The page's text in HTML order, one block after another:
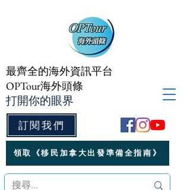
訂閱我們
最齊全的海外資訊平台
OPTour海外頭條
打開你的眼界
領取《移民加拿大出發準備全指南》